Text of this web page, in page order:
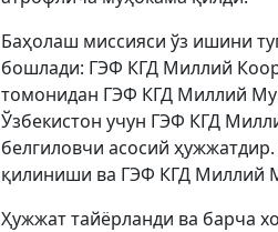
Баҳолаш миссияси ўз ишини
бошлади: ГЭФ КГД Миллий
томонидан ГЭФ КГД Миллий
Ўзбекистон учун ГЭФ КГД
белгиловчи асосий
қилиниши ва ГЭФ КГД Миллий
Ҳужжат тайёрланди ва барча